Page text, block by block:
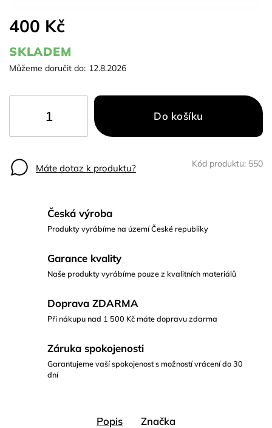
400 Kč
SKLADEM
Můžeme doručit do: 12.8.2026
Do košíku
Máte dotaz k produktu? Kód produktu: 550
Česká výroba
Produkty vyrábíme na území České republiky
Garance kvality
Naše produkty vyrábíme pouze z kvalitních materiálů
Doprava ZDARMA
Při nákupu nad 1 500 Kč máte dopravu zdarma
Záruka spokojenosti
Garantujeme vaší spokojenost s možností vrácení do 30
dní
Popis Značka